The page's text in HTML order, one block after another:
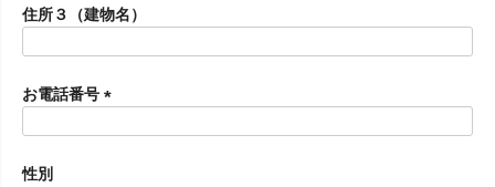
須
)
住所３（建物名）
お電話番号
性別